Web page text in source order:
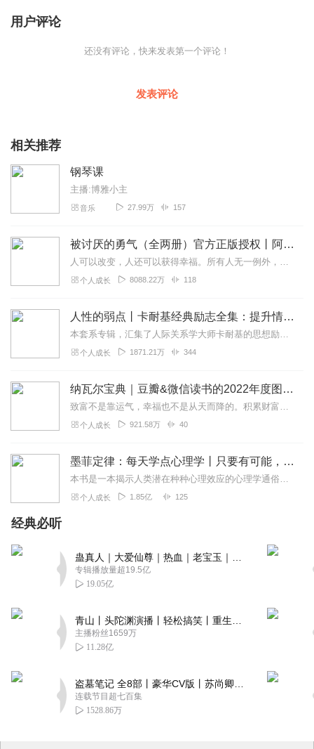
旅！
*将钢琴演奏和与其相关的乐理知识相结合，“授之以鱼不如授之以
⭕️ 本专辑最佳适用人群
*零基础普通大众
*能够进行一些初浅的钢琴弹奏，但自觉不满意，想巩固强化识谱与
基本功，并继续深入学习的爱学习和严格要求自己的朋友们。
用户评论
还没有评论，快来发表第一个评论！
发表评论
相关推荐
钢琴课
主播:博雅小主
音乐 27.99万 157
被讨厌的勇气（全两册）官方正版授权丨阿德勒心理学畅销经典｜幸福的勇气
人可以改变，人还可以获得幸福。所有人无一例外，都能如此。——阿德勒心理学一名深陷自卑、无能与不幸福的青年，听到了一名哲人主张的“世界无比单纯，人人都能幸福”便来...
个人成长 8088.22万 118
人性的弱点丨卡耐基经典励志全集：提升情商和沟通技巧
本套系专辑，汇集了人际关系学大师卡耐基的思想励志精华，收录《人性的弱点》《人性的优点》《语言的突破》《美好的人生》《快乐的人生》等所有经典！是卡耐基的经典合辑，...
个人成长 1871.21万 344
纳瓦尔宝典｜豆瓣&微信读书的2022年度图书|从白手起家到财务自由
致富不是靠运气，幸福也不是从天而降的。积累财富和幸福生活是我们可以学习的技能。这本书收集整理了硅谷投资人纳瓦尔在过去十年里通过推特、播客和采访等方式分享的人生智...
个人成长 921.58万 40
墨菲定律：每天学点心理学丨只要有可能，就一定会发生
本书是一本揭示人类潜在种种心理效应的心理学通俗读物，其中最有代表性的即“墨菲定律”。与此同时，从自我认知、经济管理等方面入手，作者引出了数十条对现代人工作和生活...
个人成长 1.85亿 125
经典必听
专辑播放量超19.5亿
19.05亿
主播粉丝1659万
11.28亿
连载节目超七百集
1528.86万